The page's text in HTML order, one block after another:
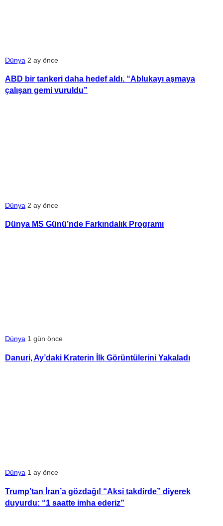
Dünya 2 ay önce
ABD bir tankeri daha hedef aldı. “Ablukayı aşmaya
çalışan gemi vuruldu”
Dünya 2 ay önce
Dünya MS Günü’nde Farkındalık Programı
Dünya 1 gün önce
Danuri, Ay’daki Kraterin İlk Görüntülerini Yakaladı
Dünya 1 ay önce
Trump’tan İran’a gözdağı! “Aksi takdirde” diyerek
duyurdu: “1 saatte imha ederiz”